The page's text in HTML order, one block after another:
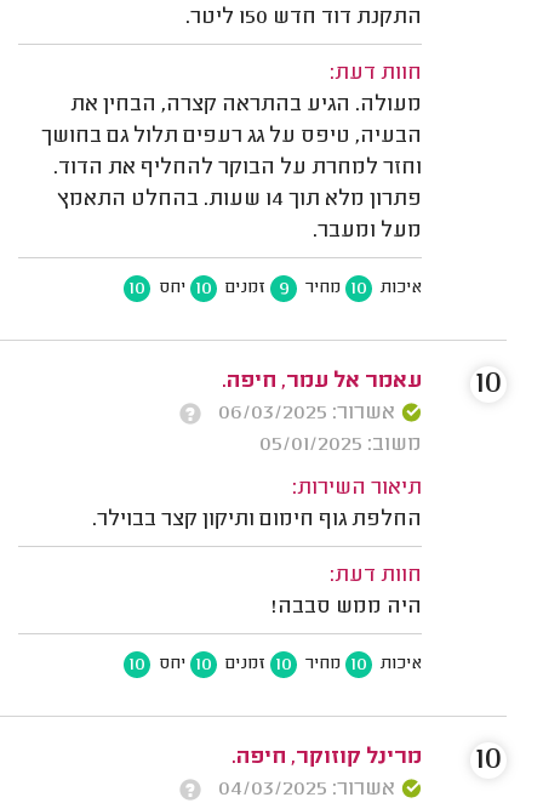
‏התקנת דוד חדש 150 ליטר.
חוות דעת:
מעולה. הגיע בהתראה קצרה, הבחין את
הבעיה, טיפס על גג רעפים תלול גם בחושך
וחזר למחרת על הבוקר להחליף את הדוד.
‏פתרון מלא תוך 14 שעות. ‏בהחלט התאמץ
מעל ומעבר.
איכות 10 מחיר 9 זמנים 10 יחס 10
עאמר אל עמר, חיפה.
אשרור: 06/03/2025
משוב: 05/01/2025
תיאור השירות:
החלפת גוף חימום ותיקון קצר בבוילר.
חוות דעת:
היה ממש סבבה!
איכות 10 מחיר 10 זמנים 10 יחס 10
10
מרינל קוזוקר, חיפה.
אשרור: 04/03/2025
10